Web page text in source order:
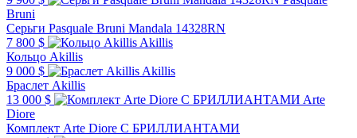
Bruni
Серьги Pasquale Bruni Mandala 14328RN
7 800 $
Akillis
Кольцо Akillis
9 000 $
Akillis
Браслет Akillis
13 000 $
Arte
Diore
Комплект Arte Diore С БРИЛЛИАНТАМИ